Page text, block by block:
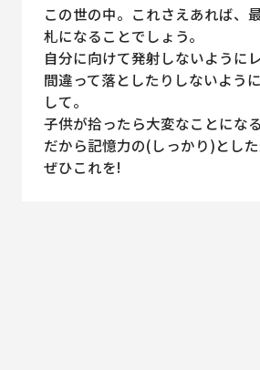
この世の中。これさえあれば、
札になることでしょう。
自分に向けて発射しないように
間違って落としたりしないよう
して。
子供が拾ったら大変なことにな
だから記憶力の(しっかり)とし
ぜひこれを!